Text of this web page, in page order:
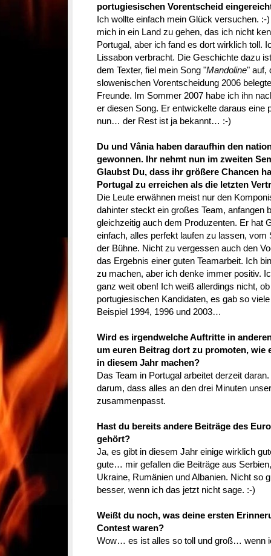
portugiesischen Vorentscheid
Ich wollte einfach mein Glück versuchen.
mich in ein Land zu gehen, das ich nicht
Portugal, aber ich fand es dort wirklich toll.
Lissabon verbracht. Die Geschichte dazu
dem Texter, fiel mein Song "Mandoline" auf,
slowenischen Vorentscheidung 2006
Freunde. Im Sommer 2007 habe ich ihn
er diesen Song. Er entwickelte daraus eine
nun… der Rest ist ja bekannt… :-)
Du und Vânia haben daraufhin den
gewonnen. Ihr nehmt nun im zweiten
Glaubst Du, dass ihr größere Chancen
Portugal zu erreichen als die letzten
Die Leute erwähnen meist nur den
dahinter steckt ein großes Team, anfangen
gleichzeitig auch dem Produzenten. Er hat
einfach, alles perfekt laufen zu lassen,
der Bühne. Nicht zu vergessen auch den
das Ergebnis einer guten Teamarbeit. Ich
zu machen, aber ich denke immer positiv.
ganz weit oben! Ich weiß allerdings nicht,
portugiesischen Kandidaten, es gab so
Beispiel 1994, 1996 und 2003…
Wird es irgendwelche Auftritte in
um euren Beitrag dort zu promoten, wie
in diesem Jahr machen?
Das Team in Portugal arbeitet derzeit
darum, dass alles an den drei Minuten
zusammenpasst.
Hast du bereits andere Beiträge des
gehört?
Ja, es gibt in diesem Jahr einige wirklich
gute… mir gefallen die Beiträge aus
Ukraine, Rumänien und Albanien. Nicht so
besser, wenn ich das jetzt nicht sage. :-)
Weißt du noch, was deine ersten
Contest waren?
Wow… es ist alles so toll und groß… wenn